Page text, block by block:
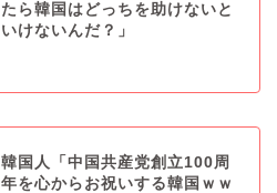
たら韓国はどっちを助けないと
いけないんだ？」
韓国人「中国共産党創立100周
年を心からお祝いする韓国ｗｗ